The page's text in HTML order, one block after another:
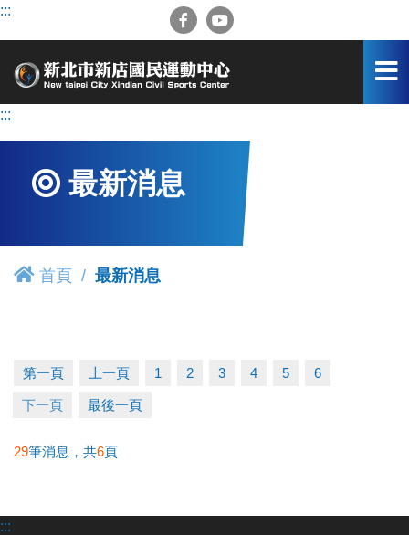
跳
容
:::
:::
最新消息
首頁 最新消息
第一頁 上一頁 1 2 3 4 5 6
下一頁 最後一頁
29筆消息，共6頁
:::